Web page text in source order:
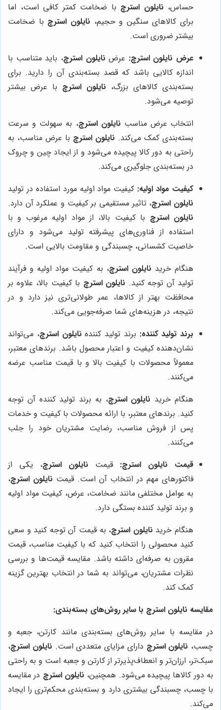
حساس، نایلون استرچ با ضخامت کمتر کافی است، اما
برای کالاهای سنگین و حجیم، نایلون استرچ با ضخامت
بیشتر ضروری است.
عرض نایلون استرچ: عرض نایلون استرچ، باید متناسب با
اندازه کالایی باشد که قصد بسته‌بندی آن را دارید. برای
بسته‌بندی کالاهای بزرگ، نایلون استرچ با عرض بیشتر
توصیه می‌شود.
انتخاب عرض مناسب نایلون استرچ، به سهولت و سرعت
بسته‌بندی کمک می‌کند. نایلون استرچ با عرض مناسب، به
راحتی به دور کالا پیچیده می‌شود و از ایجاد چین و چروک
در بسته‌بندی جلوگیری می‌کند.
کیفیت مواد اولیه: کیفیت مواد اولیه مورد استفاده در تولید
نایلون استرچ، تاثیر مستقیمی بر کیفیت و عملکرد آن دارد.
نایلون استرچ با کیفیت بالا، از مواد اولیه مرغوب و با
استفاده از فناوری‌های پیشرفته تولید می‌شود و دارای
خاصیت کشسانی، چسبندگی و مقاومت بالایی است.
هنگام خرید نایلون استرچ، به کیفیت مواد اولیه و فرآیند
تولید آن توجه کنید. نایلون استرچ با کیفیت بالا، علاوه بر
محافظت بهتر از کالاها، عمر طولانی‌تری نیز دارد و در
نتیجه، در هزینه‌های شما صرفه‌جویی می‌کند.
برند تولید کننده: برند تولید کننده نایلون استرچ، می‌تواند
نشان‌دهنده کیفیت و اعتبار محصول باشد. برندهای معتبر،
معمولاً محصولات با کیفیت بالا و با قیمت مناسب عرضه
می‌کنند.
هنگام خرید نایلون استرچ، به برند تولید کننده آن توجه
کنید. برندهای معتبر، با ارائه محصولات با کیفیت و خدمات
پس از فروش مناسب، رضایت مشتریان خود را جلب
می‌کنند.
قیمت نایلون استرچ: قیمت نایلون استرچ، یکی از
فاکتورهای مهم در انتخاب آن است. قیمت نایلون استرچ،
به عوامل مختلفی مانند ضخامت، عرض، کیفیت مواد اولیه
و برند تولید کننده بستگی دارد.
هنگام خرید نایلون استرچ، به قیمت آن توجه کنید و سعی
کنید محصولی را انتخاب کنید که با کیفیت مناسب، قیمت
مقرون به صرفه‌ای داشته باشد. مقایسه قیمت‌ها و بررسی
نظرات مشتریان، می‌تواند به شما در انتخاب بهترین گزینه
کمک کند.
مقایسه نایلون استرچ با سایر روش‌های بسته‌بندی:
در مقایسه با سایر روش‌های بسته‌بندی مانند کارتن، جعبه و
چسب، نایلون استرچ دارای مزایای متعددی است. نایلون استرچ،
سبک‌تر، ارزان‌تر و انعطاف‌پذیرتر از کارتن و جعبه است و به راحتی
به دور کالاها پیچیده می‌شود. همچنین، نایلون استرچ در مقایسه
با چسب، چسبندگی بیشتری دارد و بسته‌بندی محکم‌تری را ایجاد
می‌کند.